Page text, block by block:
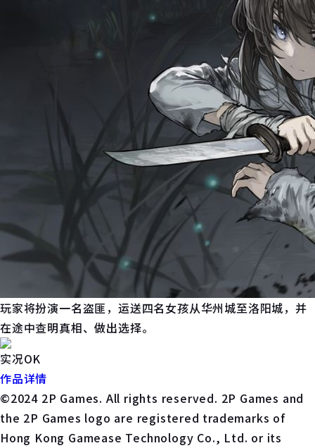
玩家将扮演一名盗匪，运送四名女孩从华州城至洛阳城，并
在途中查明真相、做出选择。
实况OK
作品详情
©2024 2P Games. All rights reserved. 2P Games and
the 2P Games logo are registered trademarks of
Hong Kong Gamease Technology Co., Ltd. or its